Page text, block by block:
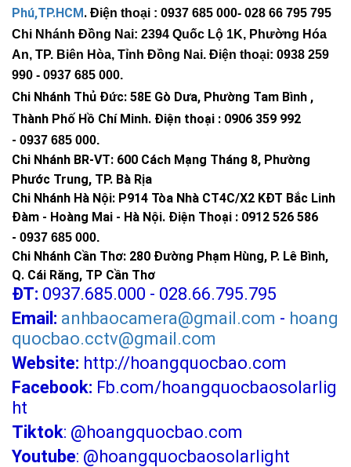
Phú,TP.HCM. Điện thoại : 0937 685 000- 028 66 795 795
Chi Nhánh Đồng Nai: 2394 Quốc Lộ 1K, Phường Hóa
An, TP. Biên Hòa, Tỉnh Đồng Nai. Điện thoại: 0938 259
990 - 0937 685 000.
Chi Nhánh Thủ Đức: 58E Gò Dưa, Phường Tam Bình ,
Thành Phố Hồ Chí Minh. Điện thoại : 0906 359 992
- 0937 685 000.
Chi Nhánh BR-VT: 600 Cách Mạng Tháng 8, Phường
Phước Trung, TP. Bà Rịa
Chi Nhánh Hà Nội: P914 Tòa Nhà CT4C/X2 KĐT Bắc Linh
Đàm - Hoàng Mai - Hà Nội. Điện Thoại : 0912 526 586
- 0937 685 000.
Chi Nhánh Cần Thơ: 280 Đường Phạm Hùng, P. Lê Bình,
Q. Cái Răng, TP Cần Thơ
ĐT: 0937.685.000 - 028.66.795.795
Email: anhbaocamera@gmail.com - hoang
quocbao.cctv@gmail.com
Website: http://hoangquocbao.com
Facebook: Fb.com/hoangquocbaosolarlig
ht
Tiktok: @hoangquocbao.com
Youtube: @hoangquocbaosolarlight